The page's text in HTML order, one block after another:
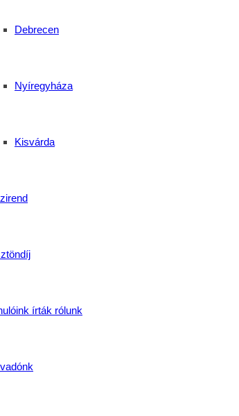
Debrecen
Nyíregyháza
Kisvárda
írták rólunk